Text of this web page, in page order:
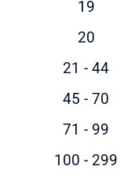
kalkulator
yang
Jenis layanan yang
Lokasi pengiriman dan
19
20
21 - 44
45 - 70
71 - 99
100 - 299